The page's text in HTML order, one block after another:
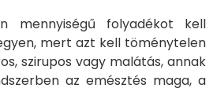
mennyiségű folyadékot kell
mert azt kell töménytelen
szirupos vagy malátás, annak
az emésztés maga, a